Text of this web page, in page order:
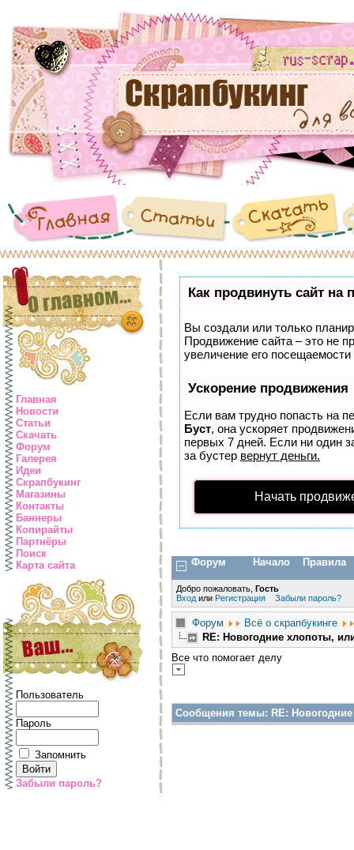
Главная
Новости
Статьи
Скачать
Форум
Галерея
Идеи
Скрапбукинг
Магазины
Контакты
Баннеры
Копирайты
Партнёры
Поиск
Карта сайта
Пользователь
Пароль
Запомнить
Забыли пароль?
Как продвинуть сайт на
Вы создали или только
Продвижение сайта – это не
увеличение его
Ускорение продвижения
Если вам трудно попасть на
Буст, она ускоряет
первых 7 дней. Если ни один
за бустер вернут деньги.
Начать
Форум Начало Правила
Добро пожаловать, Гость
Вход или Регистрация Забыли пароль?
Форум
Всё о скрапбукинге
RE: Новогодние хлопоты,
Все что помогает делу
Сообщения темы: RE: